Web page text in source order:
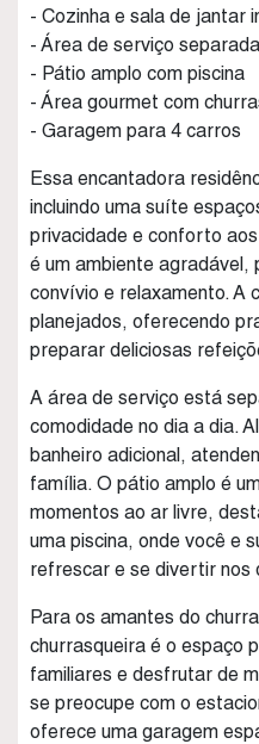
- Cozinha e sala de jantar
- Área de serviço separada
- Pátio amplo com piscina
- Área gourmet com
- Garagem para 4 carros
Essa encantadora
incluindo uma suíte
privacidade e conforto
é um ambiente
convívio e relaxamento. A
planejados, oferecendo
preparar deliciosas
A área de serviço está
comodidade no dia a dia.
banheiro adicional,
família. O pátio amplo é
momentos ao ar livre,
uma piscina, onde você e
refrescar e se divertir nos
Para os amantes do
churrasqueira é o espaço
familiares e desfrutar de
se preocupe com o
oferece uma garagem